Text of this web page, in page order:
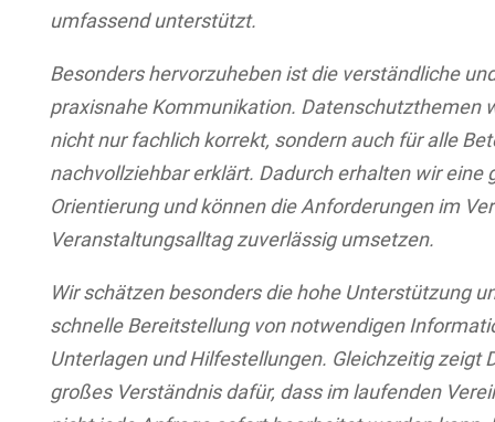
umfassend unterstützt.
Besonders hervorzuheben ist die verständliche
praxisnahe Kommunikation. Datenschutzthemen
nicht nur fachlich korrekt, sondern auch für alle
nachvollziehbar erklärt. Dadurch erhalten wir eine
Orientierung und können die Anforderungen im
Veranstaltungsalltag zuverlässig umsetzen.
Wir schätzen besonders die hohe Unterstützung
schnelle Bereitstellung von notwendigen
Unterlagen und Hilfestellungen. Gleichzeitig zeigt
großes Verständnis dafür, dass im laufenden